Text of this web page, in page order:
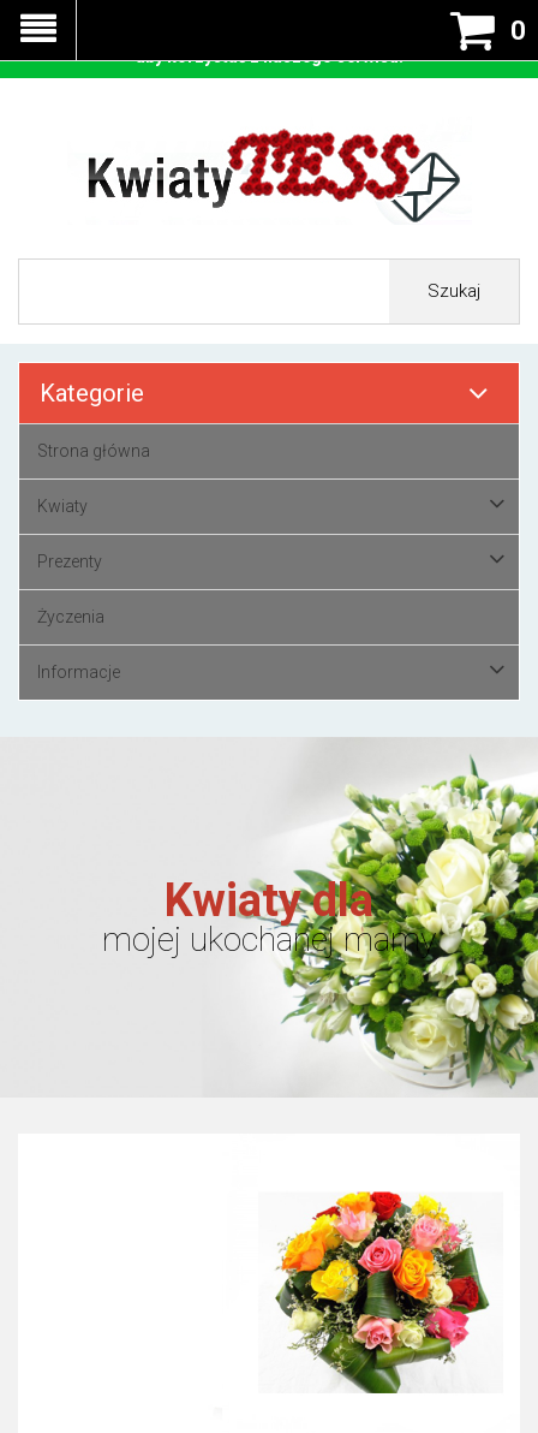
0
Szukaj
Kategorie
Strona główna
Kwiaty
Prezenty
Życzenia
Informacje
Kwiaty dla
mojej ukochanej mamy
Nasza strona korzysta z cookies - czyli tzw ciastek w celu
prawidłowego działania. Zaakceptuj przyjmowanie cookies
aby korzystać z naszego serwisu.